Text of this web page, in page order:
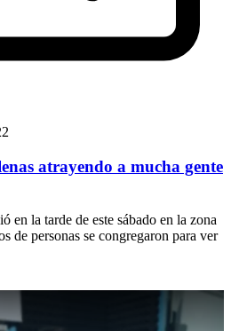
atrayendo a mucha gente
en la tarde de este sábado en la zona
de personas se congregaron para ver